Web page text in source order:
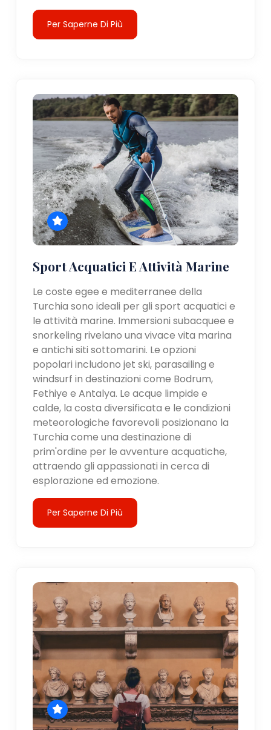
Per Saperne Di Più
Sport Acquatici E Attività Marine
Le coste egee e mediterranee della
Turchia sono ideali per gli sport acquatici e
le attività marine. Immersioni subacquee e
snorkeling rivelano una vivace vita marina
e antichi siti sottomarini. Le opzioni
popolari includono jet ski, parasailing e
windsurf in destinazioni come Bodrum,
Fethiye e Antalya. Le acque limpide e
calde, la costa diversificata e le condizioni
meteorologiche favorevoli posizionano la
Turchia come una destinazione di
prim'ordine per le avventure acquatiche,
attraendo gli appassionati in cerca di
esplorazione ed emozione.
Per Saperne Di Più